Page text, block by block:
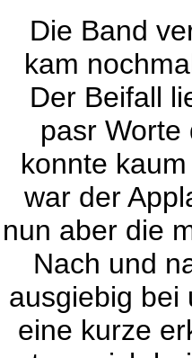
Die Band
kam
Der Beifall
pasr
konnte
war der
nun aber die
Nach und
ausgiebig bei
eine kurze